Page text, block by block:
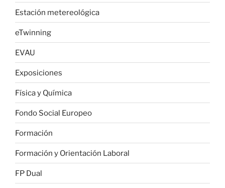
Estación metereológica
eTwinning
EVAU
Exposiciones
Física y Química
Fondo Social Europeo
Formación
Formación y Orientación Laboral
FP Dual